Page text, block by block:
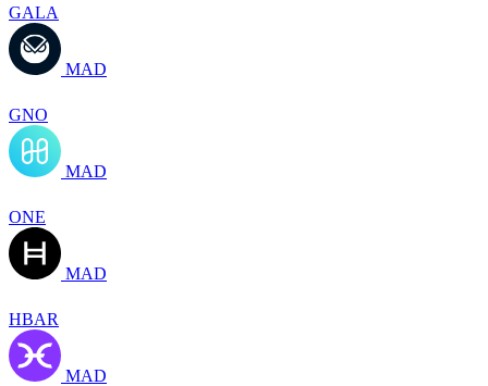
GALA
MAD
GNO
MAD
ONE
MAD
HBAR
MAD